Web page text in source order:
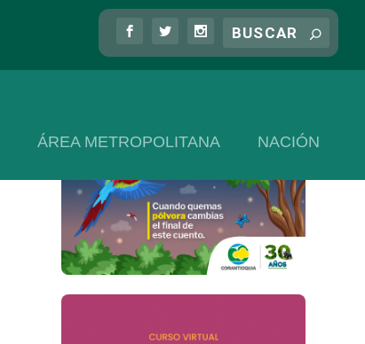
ÁREA METROPOLITANA NACIÓN